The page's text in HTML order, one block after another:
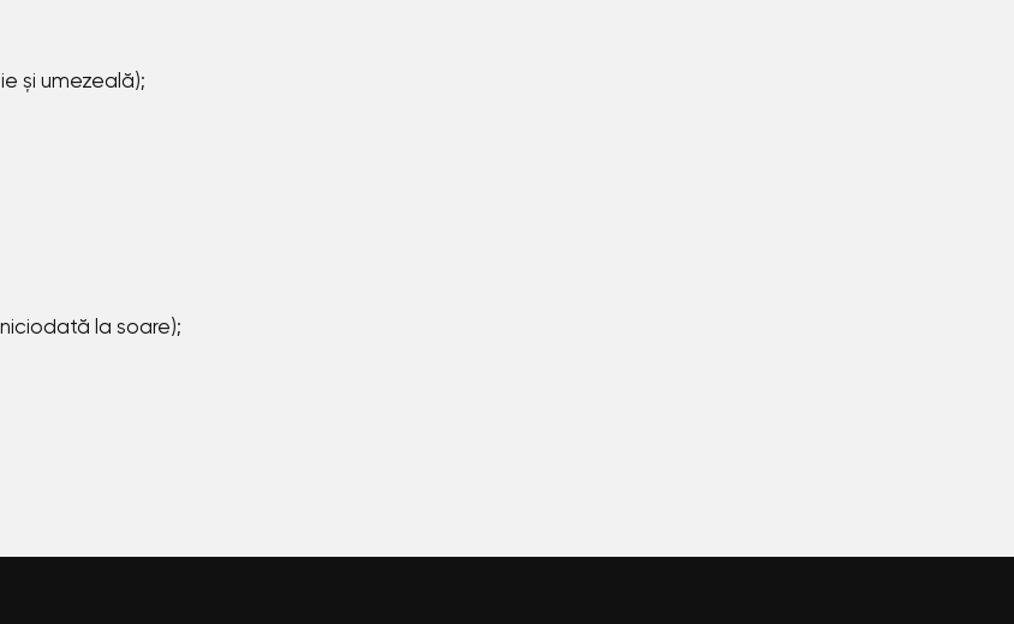
și umezeală);
la soare);